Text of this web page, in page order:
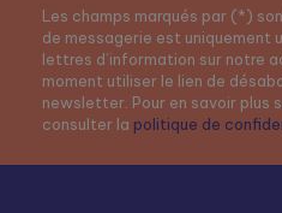
Les champs marqués par (*)
de messagerie est uniquement
lettres d’information sur notre
moment utiliser le lien de
newsletter. Pour en savoir plus
consulter la politique de